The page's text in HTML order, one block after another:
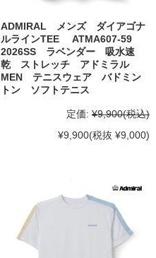
ADMIRAL メンズ ダイアゴナ
ルラインTEE ATMA607-59
2026SS ラベンダー 吸水速
乾 ストレッチ アドミラル
MEN テニスウェア バドミン
トン ソフトテニス
定価: ¥9,900(税込)
¥9,900(税抜 ¥9,000)